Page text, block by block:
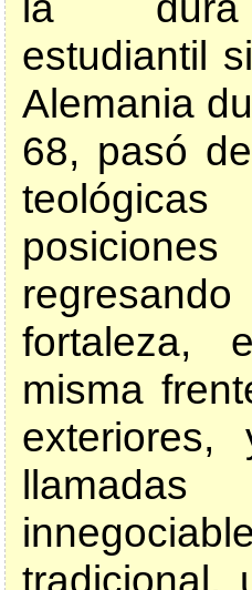
estudiantil
Alemania
68, pasó
fortaleza,
misma
exteriores,
tradicional,